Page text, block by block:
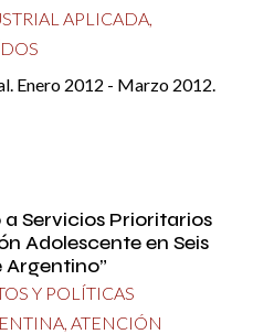
APLICADA
Enero 2012 - Marzo 2012.
Servicios Prioritarios
Adolescente en Seis
Y POLÍTICAS
ATENCIÓN